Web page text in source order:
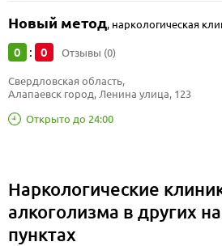
Новый метод, наркологическая
0 : 0 Отзывы (0)
Открыто до 24:00
Свердловская область,
Алапаевск город, Ленина улица, 123
Наркологические
алкоголизма в других
пунктах